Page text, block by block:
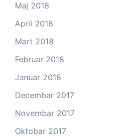
Maj 2018
April 2018
Mart 2018
Februar 2018
Januar 2018
Decembar 2017
Novembar 2017
Oktobar 2017